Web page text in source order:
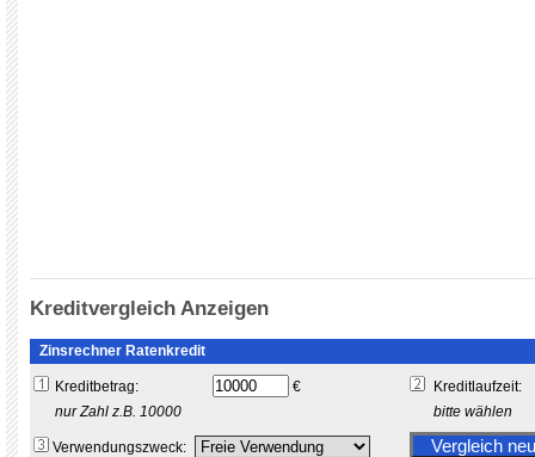
Kreditvergleich Anzeigen
Zinsrechner Ratenkredit
Kreditbetrag:
nur Zahl z.B. 10000
€
Kreditlaufzeit:
bitte wählen
Verwendungszweck: